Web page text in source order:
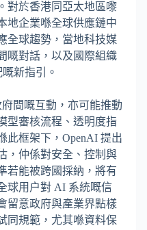
對於香港同亞太地區嚟
地企業喺全球供應鏈中
全球趨勢，當地科技媒
嘅對話，以及國際組織
新指引。
間嘅互動，亦可能推動
型審核流程、透明度指
此框架下，OpenAI 提出
，仲係對安全、控制與
若能被跨國採納，將有
球用户對 AI 系統嘅信
留意政府與產業界點樣
同規範，尤其喺資料保